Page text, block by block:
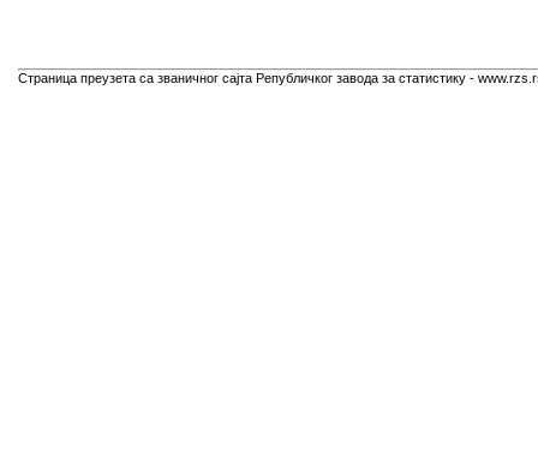
Страница преузета са званичног сајта Републичког завода за статистику -